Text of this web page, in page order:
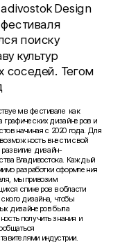
Design
поиску
культур
соседей. Тегом
в фестивале как
графических дизайнеров и
начиная с 2020 года. Для
внести свой
развитие дизайн-
Владивостока. Каждый
разработки оформления
мы привозим
спикеров в области
дизайна, чтобы
дизайнеров была
получить знания и
индустрии.